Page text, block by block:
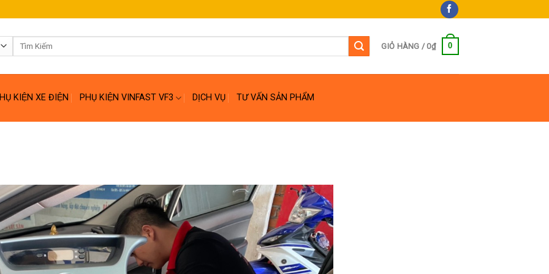
Tìm
GIỎ HÀNG / 0₫ 0
KIỆN XE ĐIỆN PHỤ KIỆN VINFAST VF3 DỊCH VỤ TƯ VẤN SẢN PHẨM